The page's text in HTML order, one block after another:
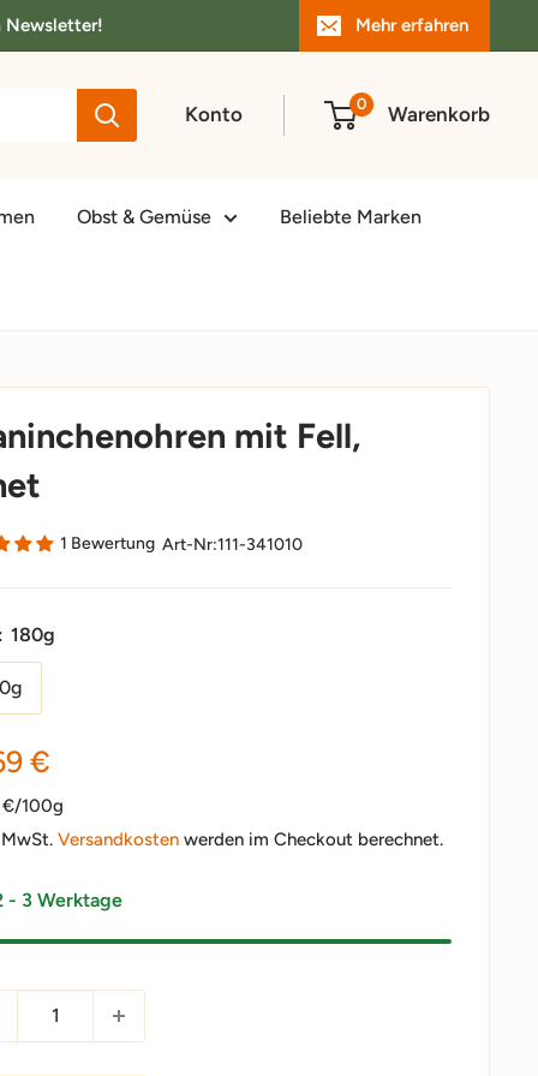
Newsletter! Mehr erfahren
Konto 0 Warenkorb
Obst & Gemüse Beliebte Marken
mit Fell,
1 Bewertung Art-Nr:111-341010
180g
€
€/100g
MwSt.Versandkosten werden im Checkout berechnet.
- 3 Werktage